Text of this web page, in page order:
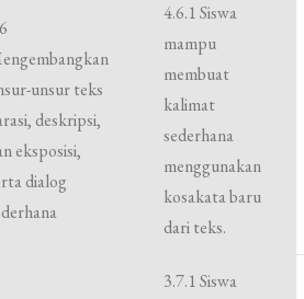
unsur teks
deskripsi,
eksposisi,
dialog
4.6.1 Siswa
mampu
membuat
kalimat
sederhana
menggunakan
kosakata baru
dari teks.
3.7.1 Siswa